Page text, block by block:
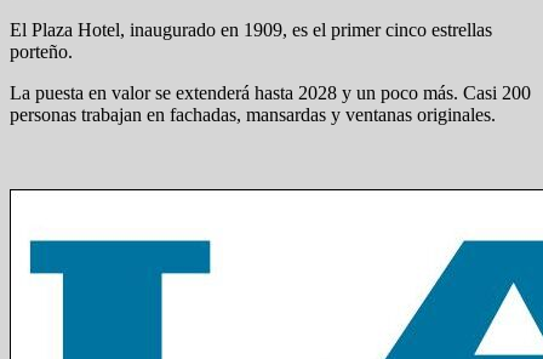
El Plaza Hotel, inaugurado en 1909, es el primer cinco estrellas
porteño.
La puesta en valor se extenderá hasta 2028 y un poco más. Casi 200
personas trabajan en fachadas, mansardas y ventanas originales.